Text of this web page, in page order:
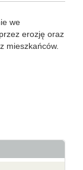
we
erozję oraz
mieszkańców.